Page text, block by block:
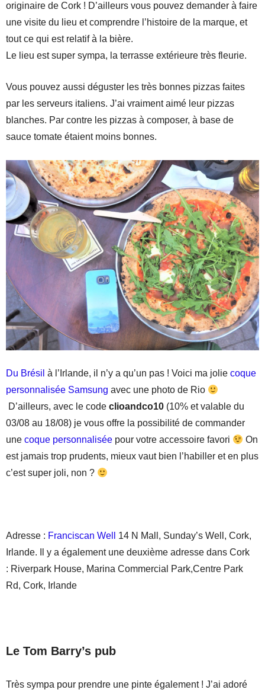
originaire de Cork ! D’ailleurs vous pouvez demander à faire
une visite du lieu et comprendre l’histoire de la marque, et
tout ce qui est relatif à la bière.
Le lieu est super sympa, la terrasse extérieure très fleurie.
Vous pouvez aussi déguster les très bonnes pizzas faites
par les serveurs italiens. J’ai vraiment aimé leur pizzas
blanches. Par contre les pizzas à composer, à base de
sauce tomate étaient moins bonnes.
Du Brésil à l’Irlande, il n’y a qu’un pas ! Voici ma jolie coque
personnalisée Samsung avec une photo de Rio
D’ailleurs, avec le code clioandco10 (10% et valable du
03/08 au 18/08) je vous offre la possibilité de commander
une coque personnalisée pour votre accessoire favori
On
est jamais trop prudents, mieux vaut bien l’habiller et en plus
c’est super joli, non ?
Adresse : Franciscan Well
14 N Mall, Sunday’s Well, Cork,
Irlande. Il y a également une deuxième adresse dans Cork
: Riverpark House, Marina Commercial Park,Centre Park
Rd, Cork, Irlande
Le Tom Barry’s pub
Très sympa pour prendre une pinte également ! J’ai adoré